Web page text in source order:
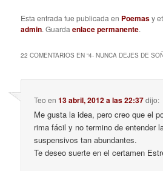
Esta entrada fue publicada en Poemasy
admin. Guardaenlace permanente.
22 COMENTARIOS EN “4- NUNCA DEJES DE
Teo en13 abril, 2012 a las 22:37dijo:
Me gusta la idea, pero creo que el
rima fácil y no termino de entender
suspensivos tan abundantes.
Te deseo suerte en el certamen